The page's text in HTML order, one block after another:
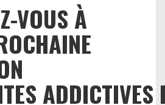
VOUS À
ADDICTIVES